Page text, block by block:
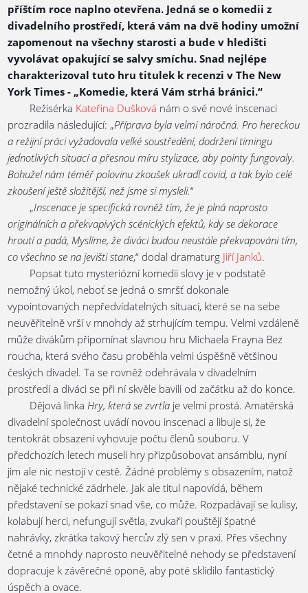
příštím roce naplno otevřena. Jedná se o komedii z
divadelního prostředí, která vám na dvě hodiny umožní
zapomenout na všechny starosti a bude v hledišti
vyvolávat opakující se salvy smíchu. Snad nejlépe
charakterizoval tuto hru titulek k recenzi v The New
York Times - „Komedie, která Vám strhá bránici.“
Režisérka Kateřina Dušková nám o své nové inscenaci
prozradila následující: „Příprava byla velmi náročná. Pro hereckou
a režijní práci vyžadovala velké soustředění, dodržení timingu
jednotlivých situací a přesnou míru stylizace, aby pointy fungovaly.
Bohužel nám téměř polovinu zkoušek ukradl covid, a tak bylo celé
zkoušení ještě složitější, než jsme si mysleli.“
„Inscenace je specifická rovněž tím, že je plná naprosto
originálních a překvapivých scénických efektů, kdy se dekorace
hroutí a padá, Myslíme, že diváci budou neustále překvapováni tím,
co všechno se na jevišti stane,“ dodal dramaturg Jiří Janků.
Popsat tuto mysteriózní komedii slovy je v podstatě
nemožný úkol, neboť se jedná o smršť dokonale
vypointovaných nepředvídatelných situací, které se na sebe
neuvěřitelně vrší v mnohdy až strhujícím tempu. Velmi vzdáleně
může divákům připomínat slavnou hru Michaela Frayna Bez
roucha, která svého času proběhla velmi úspěšně většinou
českých divadel. Ta se rovněž odehrávala v divadelním
prostředí a diváci se při ní skvěle bavili od začátku až do konce.
Dějová linkaHry, která se zvrtla je velmi prostá. Amatérská
divadelní společnost uvádí novou inscenaci a libuje si, že
tentokrát obsazení vyhovuje počtu členů souboru. V
předchozích letech museli hry přizpůsobovat ansámblu, nyní
jim ale nic nestojí v cestě. Žádné problémy s obsazením, natož
nějaké technické zádrhele. Jak ale titul napovídá, během
představení se pokazí snad vše, co může. Rozpadávají se kulisy,
kolabují herci, nefungují světla, zvukaři pouštějí špatné
nahrávky, zkrátka takový hercův zlý sen v praxi. Přes všechny
četné a mnohdy naprosto neuvěřitelné nehody se představení
dopracuje k závěrečné oponě, aby poté sklidilo fantastický
úspěch a ovace.